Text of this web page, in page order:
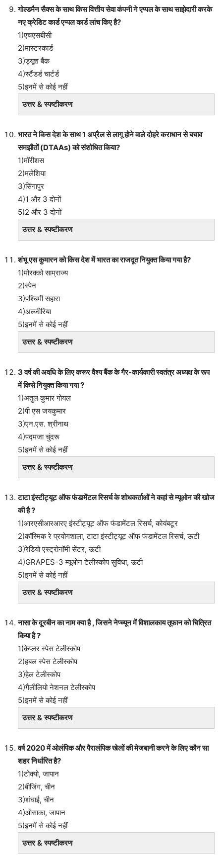
गोल्डमैन सैक्स के साथ किस वित्तीय सेवा कंपनी ने एप्पल के साथ साझेदारी करके
नए क्रेडिट कार्ड एप्पल कार्ड लांच किए है?
1)एचएसबीसी
2)मास्टरकार्ड
3)ड्यूश बैंक
4)स्टैंडर्ड चार्टर्ड
5)इनमें से कोई नहीं
उत्तर & स्पष्टीकरण
भारत ने किस देश के साथ 1 अप्रैल से लागू होने वाले दोहरे कराधान से बचाव
समझौतों (DTAAs) को संशोधित किया?
1)मॉरीशस
2)मलेशिया
3)सिंगापुर
4)1 और 3 दोनों
5)2 और 3 दोनों
उत्तर & स्पष्टीकरण
शंभू एस कुमारन को किस देश में भारत का राजदूत नियुक्त किया गया है?
1)मोरक्को साम्राज्य
2)स्पेन
3)पश्चिमी सहारा
4)अल्जीरिया
5)इनमें से कोई नहीं
उत्तर & स्पष्टीकरण
3 वर्ष की अवधि के लिए करूर वैश्य बैंक के गैर-कार्यकारी स्वतंत्र अध्यक्ष के रूप
में किसे नियुक्त किया गया ?
1)अतुल कुमार गोयल
2)पी एस जयकुमार
3)एन.एस. श्रीनाथ
4)पद्मजा चुंदरू
5)इनमें से कोई नहीं
उत्तर & स्पष्टीकरण
टाटा इंस्टीट्यूट ऑफ फंडामेंटल रिसर्च के शोधकर्ताओं ने कहां से म्यूओन की खोज
की है ?
1)आरएसीआरआरए इंस्टीट्यूट ऑफ फंडामेंटल रिसर्च, कोयंबटूर
2)कॉस्मिक रे प्रयोगशाला, टाटा इंस्टीट्यूट ऑफ फंडामेंटल रिसर्च, ऊटी
3)रेडियो एस्ट्रोनॉमी सेंटर, ऊटी
4)GRAPES-3 म्यूओन टेलीस्कोप सुविधा, ऊटी
5)इनमें से कोई नहीं
उत्तर & स्पष्टीकरण
नासा के दूरबीन का नाम क्या है , जिसने नेप्च्यून में विशालकाय तूफान को चित्रित
किया है ?
1)केप्लर स्पेस टेलीस्कोप
2)हबल स्पेस टेलीस्कोप
3)हेल टेलीस्कोप
4)गैलीलियो नेशनल टेलीस्कोप
5)इनमें से कोई नहीं
उत्तर & स्पष्टीकरण
वर्ष 2020 में ओलंपिक और पैरालंपिक खेलों की मेजबानी करने के लिए कौन सा
शहर निर्धारित है?
1)टोक्यो, जापान
2)बीजिंग, चीन
3)शंघाई, चीन
4)ओसाका, जापान
5)इनमें से कोई नहीं
उत्तर & स्पष्टीकरण